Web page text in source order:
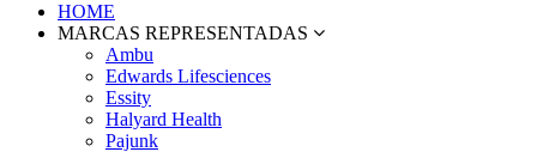
HOME
MARCAS REPRESENTADAS
Ambu
Edwards Lifesciences
Essity
Halyard Health
Pajunk